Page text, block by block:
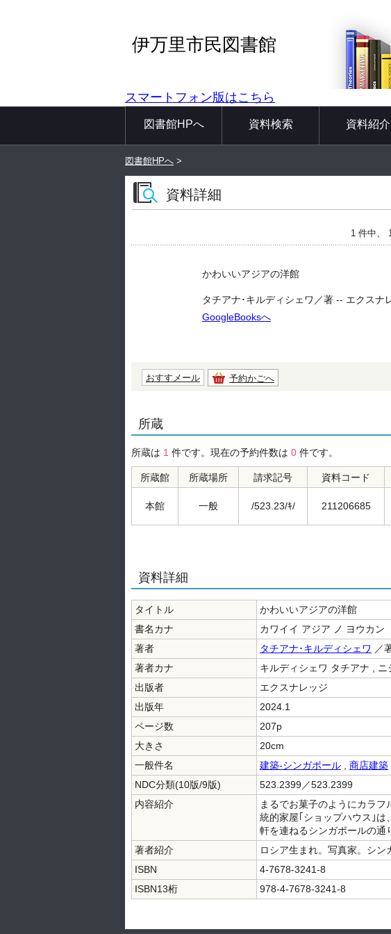
伊万里市民図書館
スマートフォン版はこちら
図書館HPへ 資料検索 資料紹介
図書館HPへ >
資料詳細
1 件中、
かわいいアジアの洋館
タチアナ･キルディシェワ／著 -- エクス
GoogleBooksへ
おすすメール 予約かごへ
所蔵
所蔵は 1 件です。現在の予約件数は 0 件です。
所蔵館 所蔵場所 請求記号 資料コード
本館 一般 /523.23/ｷ/ 211206685
資料詳細
タイトル
かわいいアジアの洋館
書名カナ
カワイイ アジア ノ ヨウカン
著者
タチアナ･キルディシェワ ／
著者カナ
キルディシェワ タチアナ , ニ
出版者
エクスナレッジ
出版年
2024.1
ページ数
207p
大きさ
20cm
一般件名
建築-シンガポール
商店建築
NDC分類(10版/9版)
523.2399／523.2399
内容紹介
まるでお菓子のようにカラ
統的家屋｢ショップハウス｣
軒を連ねるシンガポールの通
著者紹介
ロシア生まれ。写真家。シン
ISBN
4-7678-3241-8
ISBN13桁
978-4-7678-3241-8